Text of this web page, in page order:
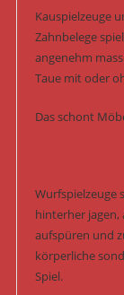
Kauspielzeuge
Zahnbelege
angenehm
Taue mit oder
Das schont
Wurfspielzeuge
hinterher jagen,
aufspüren und
körperliche
Spiel.